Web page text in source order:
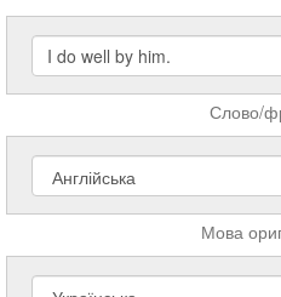
Слово/
Мова